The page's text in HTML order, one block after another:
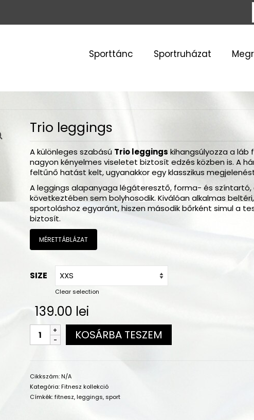
Sporttánc Sportruházat
Trio leggings
A különleges szabású Trio leggings kihangsúlyozza a
nagyon kényelmes viseletet biztosít edzés közben is. A
feltűnő hatást kelt, ugyanakkor egy klasszikus
A leggings alapanyaga légáteresztő, forma- és színtartó,
következtében sem bolyhosodik. Kiválóan alkalmas
sportoláshoz egyaránt, hiszen második bőrként simul a
biztosít.
MÉRETTÁBLÁZAT
SIZE
Clear selection
139.00 lei
KOSÁRBA TESZEM
Cikkszám:N/A
Kategória:Fitnesz kollekció
Címkék:fitnesz,leggings, sport